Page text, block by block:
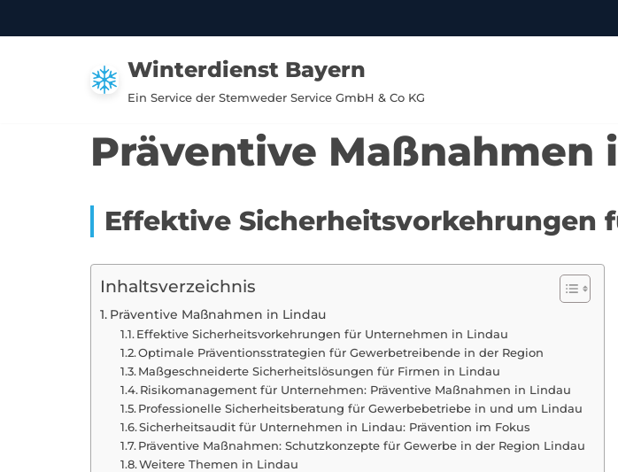
Winterdienst Bayern
Ein Service der Stemweder Service GmbH & Co KG
Präventive Maßnahmen
Effektive Sicherheitsvorkehrungen
Inhaltsverzeichnis
Präventive Maßnahmen in Lindau
Effektive Sicherheitsvorkehrungen für Unternehmen in Lindau
Optimale Präventionsstrategien für Gewerbetreibende in der Region
Maßgeschneiderte Sicherheitslösungen für Firmen in Lindau
Risikomanagement für Unternehmen: Präventive Maßnahmen in Lindau
Professionelle Sicherheitsberatung für Gewerbebetriebe in und um Lindau
Sicherheitsaudit für Unternehmen in Lindau: Prävention im Fokus
Präventive Maßnahmen: Schutzkonzepte für Gewerbe in der Region Lindau
Weitere Themen in Lindau